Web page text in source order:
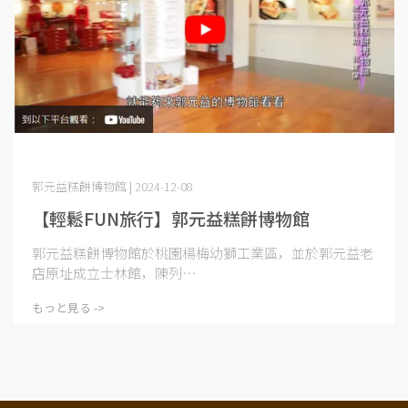
【輕鬆FUN旅行】郭元益糕餅博物館
郭元益糕餅博物館 | 2024-12-08
郭元益糕餅博物館於桃園楊梅幼獅工業區，並於郭元益老
店原址成立士林館，陳列⋯
もっと見る ->